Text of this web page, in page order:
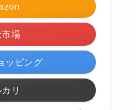
場
ッピング
リ